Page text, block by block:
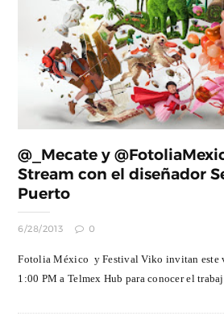
@_Mecate y
Stream con el diseñador
6/28/2013 0
Fotolia México y Festival Viko invitan este
1:00 PM a Telmex Hub para conocer el